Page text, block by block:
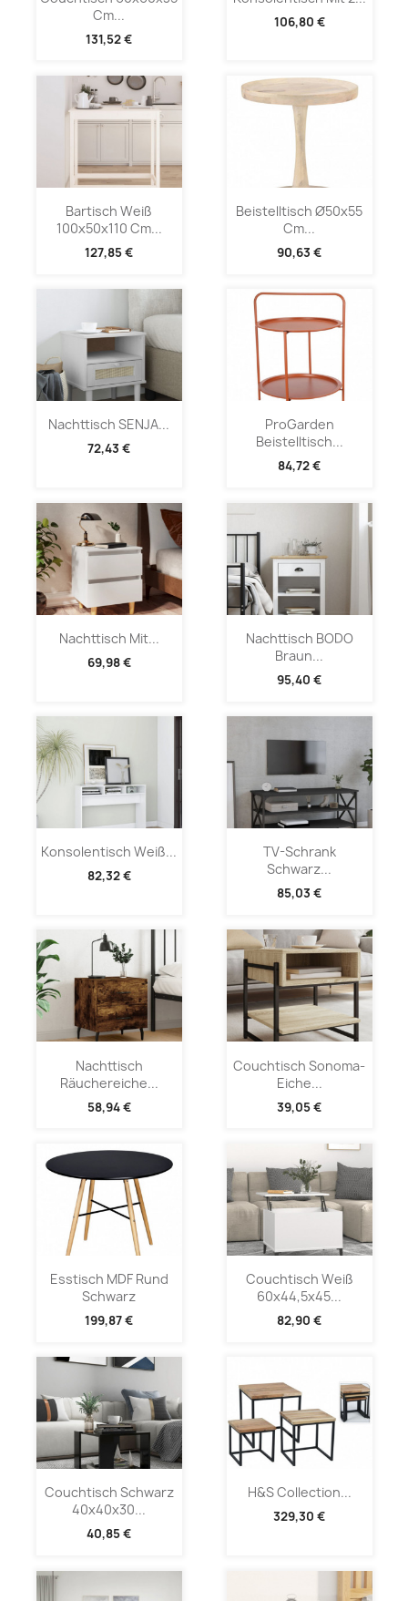
Cm...
131,52 €
106,80 €
Bartisch Weiß
100x50x110 Cm...
127,85 €
Beistelltisch Ø50x55
Cm...
90,63 €
Nachttisch SENJA...
72,43 €
ProGarden
Beistelltisch...
84,72 €
Nachttisch Mit...
69,98 €
Nachttisch BODO
Braun...
95,40 €
Konsolentisch Weiß...
82,32 €
TV-Schrank
Schwarz...
85,03 €
Nachttisch
Räuchereiche...
58,94 €
Couchtisch Sonoma-
Eiche...
39,05 €
Esstisch MDF Rund
Schwarz
199,87 €
Couchtisch Weiß
60x44,5x45...
82,90 €
Couchtisch Schwarz
40x40x30...
40,85 €
H&S Collection...
329,30 €